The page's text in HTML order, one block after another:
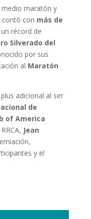
medio maratón y
contó con más de
récord de
Silverado del
por sus
al Maratón
adicional al ser
de
of America
Jean
y el